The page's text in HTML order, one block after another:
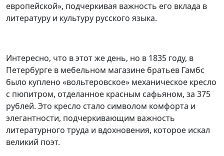
европейской», подчеркивая важность его вклада в
литературу и культуру русского языка.
Интересно, что в этот же день, но в 1835 году, в
Петербурге в мебельном магазине братьев Гамбс
было куплено «вольтеровское» механическое кресло
с пюпитром, отделанное красным сафьяном, за 375
рублей. Это кресло стало символом комфорта и
элегантности, подчеркивающим важность
литературного труда и вдохновения, которое искал
великий поэт.